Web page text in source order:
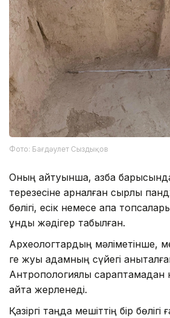
Фото: Бағдәулет Сыздықов
Оның айтуынша, қазба
терезесіне арналған сырлы
бөлігі, есік немесе қақпа
құнды жәдігер табылған.
Археологтардың мәліметінше,
ге жуық адамның сүйегі
Антропологиялық сараптамадан
қайта жерленеді.
Қазіргі таңда мешіттің бір